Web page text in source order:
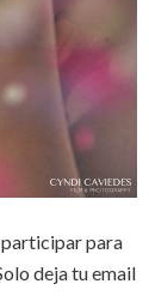
participar para
deja tu email